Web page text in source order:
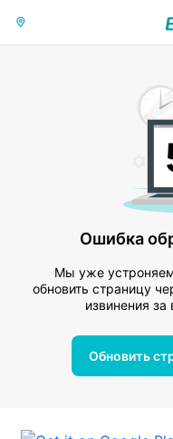
Ошибка
Мы уже устроняем
обновить страницу
извинения
Обновить